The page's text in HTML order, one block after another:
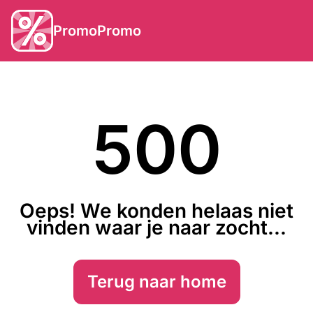
PromoPromo
500
Oeps! We konden helaas niet
vinden waar je naar zocht...
Terug naar home